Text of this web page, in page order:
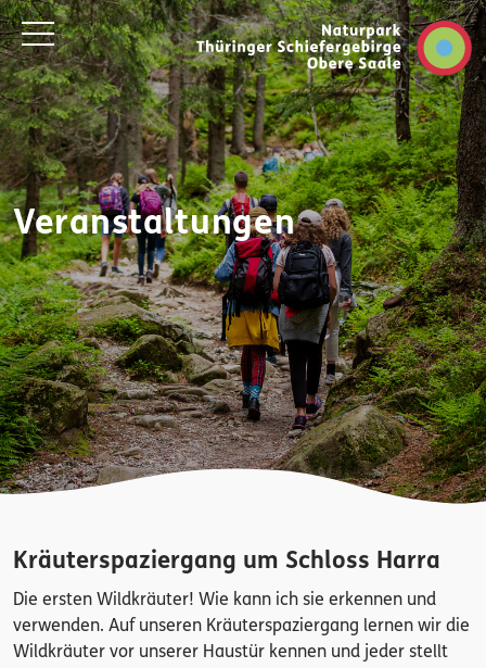
Veranstaltungen
Kräuterspaziergang um Schloss Harra
Die ersten Wildkräuter! Wie kann ich sie erkennen und
verwenden. Auf unseren Kräuterspaziergang lernen wir die
Wildkräuter vor unserer Haustür kennen und jeder stellt